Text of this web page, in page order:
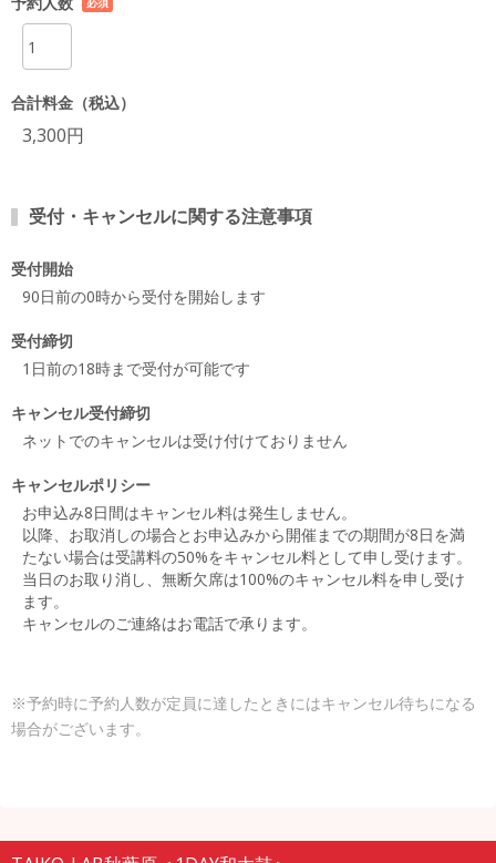
合計料金（税込）
3,300円
受付・キャンセルに関する注意事項
受付開始
90日前の0時から受付を開始します
受付締切
1日前の18時まで受付が可能です
キャンセル受付締切
ネットでのキャンセルは受け付けておりません
キャンセルポリシー
お申込み8日間はキャンセル料は発生しません。
以降、お取消しの場合とお申込みから開催までの期間が8日を満
たない場合は受講料の50%をキャンセル料として申し受けます。
当日のお取り消し、無断欠席は100%のキャンセル料を申し受け
ます。
キャンセルのご連絡はお電話で承ります。
※予約時に予約人数が定員に達したときにはキャンセル待ちになる
場合がございます。